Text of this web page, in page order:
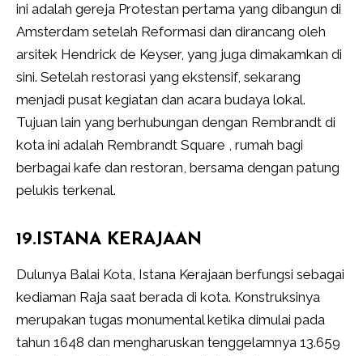
ini adalah gereja Protestan pertama yang dibangun di
Amsterdam setelah Reformasi dan dirancang oleh
arsitek Hendrick de Keyser, yang juga dimakamkan di
sini. Setelah restorasi yang ekstensif, sekarang
menjadi pusat kegiatan dan acara budaya lokal.
Tujuan lain yang berhubungan dengan Rembrandt di
kota ini adalah Rembrandt Square , rumah bagi
berbagai kafe dan restoran, bersama dengan patung
pelukis terkenal.
19.ISTANA KERAJAAN
Dulunya Balai Kota, Istana Kerajaan berfungsi sebagai
kediaman Raja saat berada di kota. Konstruksinya
merupakan tugas monumental ketika dimulai pada
tahun 1648 dan mengharuskan tenggelamnya 13.659